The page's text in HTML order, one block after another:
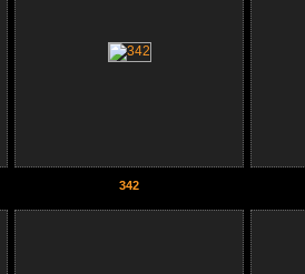
342